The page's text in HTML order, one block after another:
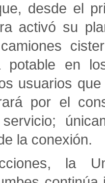
desde el
activó su
potable en
usuarios
por el
la conexión.
la